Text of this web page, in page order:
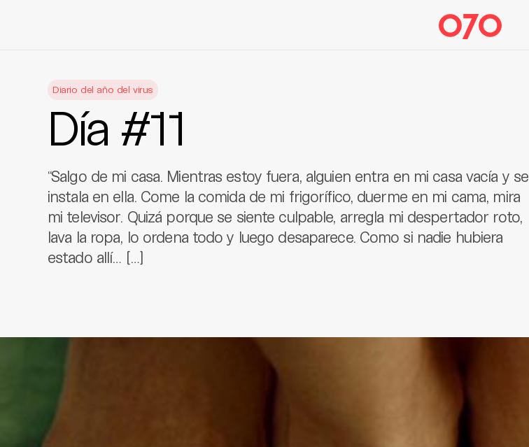
Diario del año del virus
Día #11
“Salgo de mi casa. Mientras estoy fuera, alguien entra en mi casa vacía y se
instala en ella. Come la comida de mi frigorífico, duerme en mi cama, mira
mi televisor. Quizá porque se siente culpable, arregla mi despertador roto,
lava la ropa, lo ordena todo y luego desaparece. Como si nadie hubiera
estado allí… […]